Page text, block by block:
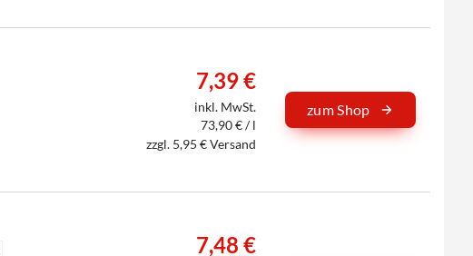
7,39 €
inkl. MwSt.
73,90 € / l
zzgl. 5,95 € Versand
zum Shop
7,48 €